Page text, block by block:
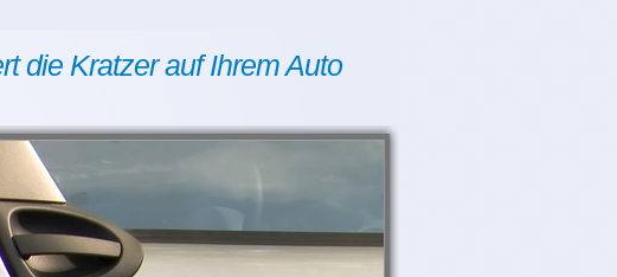
die Kratzer auf Ihrem Auto